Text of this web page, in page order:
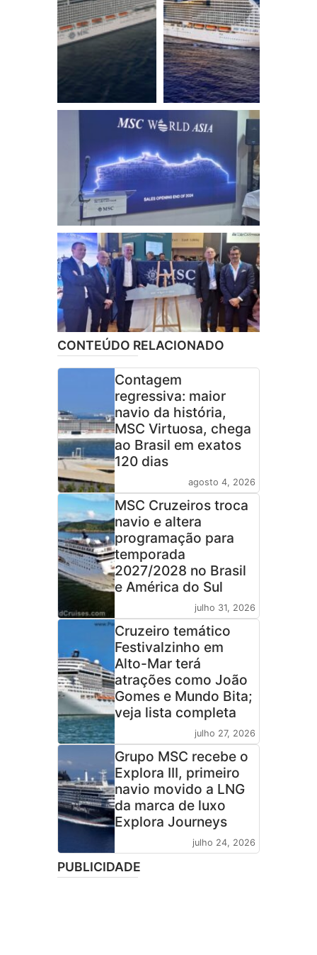
CONTEÚDO RELACIONADO
Contagem
regressiva: maior
navio da história,
MSC Virtuosa, chega
ao Brasil em exatos
120 dias
agosto 4, 2026
MSC Cruzeiros troca
navio e altera
programação para
temporada
2027/2028 no Brasil
e América do Sul
julho 31, 2026
Cruzeiro temático
Festivalzinho em
Alto-Mar terá
atrações como João
Gomes e Mundo Bita;
veja lista completa
julho 27, 2026
Grupo MSC recebe o
Explora III, primeiro
navio movido a LNG
da marca de luxo
Explora Journeys
julho 24, 2026
PUBLICIDADE